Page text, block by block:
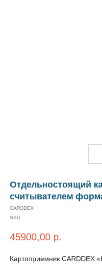
Отдельностоящий
считывателем
CARDDEX
SKU:
45900,00 р.
Картоприемник CARDDEX